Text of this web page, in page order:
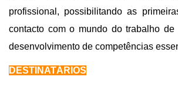
profissional, possibilitando as
contacto com o mundo do trabalho
desenvolvimento de competências
DESTINATÁRIOS